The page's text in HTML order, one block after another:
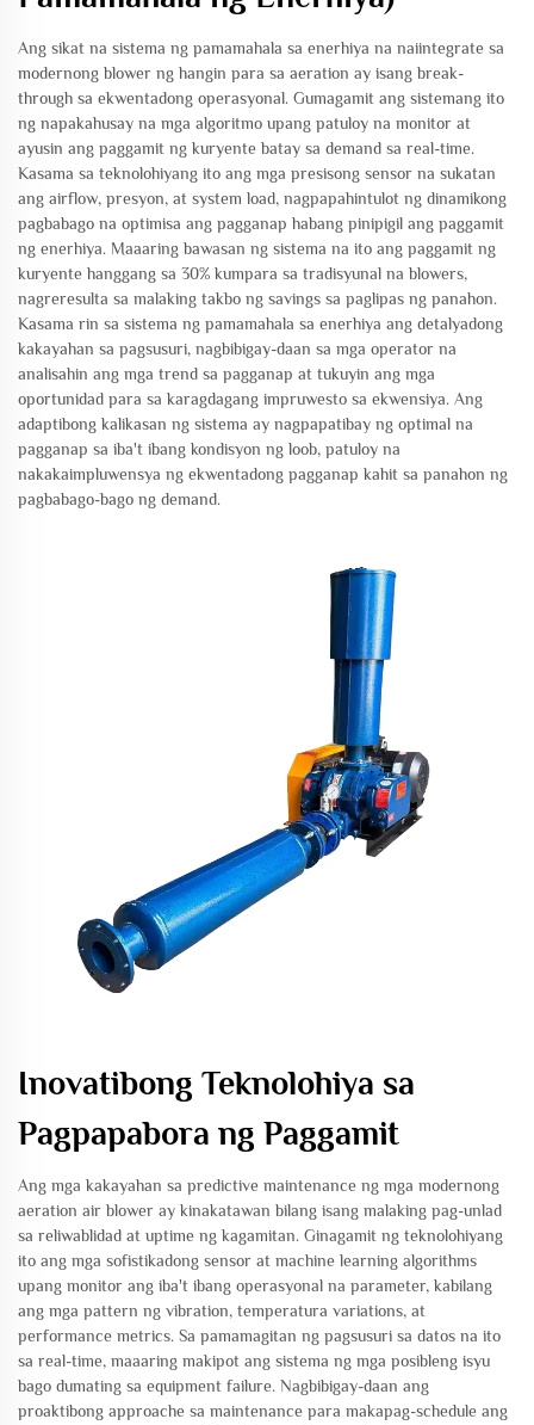
Ang sikat na sistema ng pamamahala sa enerhiya na naiintegrate sa
modernong blower ng hangin para sa aeration ay isang break-
through sa ekwentadong operasyonal. Gumagamit ang sistemang ito
ng napakahusay na mga algoritmo upang patuloy na monitor at
ayusin ang paggamit ng kuryente batay sa demand sa real-time.
Kasama sa teknolohiyang ito ang mga presisong sensor na sukatan
ang airflow, presyon, at system load, nagpapahintulot ng dinamikong
pagbabago na optimisa ang pagganap habang pinipigil ang paggamit
ng enerhiya. Maaaring bawasan ng sistema na ito ang paggamit ng
kuryente hanggang sa 30% kumpara sa tradisyunal na blowers,
nagreresulta sa malaking takbo ng savings sa paglipas ng panahon.
Kasama rin sa sistema ng pamamahala sa enerhiya ang detalyadong
kakayahan sa pagsusuri, nagbibigay-daan sa mga operator na
analisahin ang mga trend sa pagganap at tukuyin ang mga
oportunidad para sa karagdagang impruwesto sa ekwensiya. Ang
adaptibong kalikasan ng sistema ay nagpapatibay ng optimal na
pagganap sa iba't ibang kondisyon ng loob, patuloy na
nakakaimpluwensya ng ekwentadong pagganap kahit sa panahon ng
pagbabago-bago ng demand.
Inovatibong Teknolohiya sa
Pagpapabora ng Paggamit
Ang mga kakayahan sa predictive maintenance ng mga modernong
aeration air blower ay kinakatawan bilang isang malaking pag-unlad
sa reliwablidad at uptime ng kagamitan. Ginagamit ng teknolohiyang
ito ang mga sofistikadong sensor at machine learning algorithms
upang monitor ang iba't ibang operasyonal na parameter, kabilang
ang mga pattern ng vibration, temperatura variations, at
performance metrics. Sa pamamagitan ng pagsusuri sa datos na ito
sa real-time, maaaring makipot ang sistema ng mga posibleng isyu
bago dumating sa equipment failure. Nagbibigay-daan ang
proaktibong approache sa maintenance para makapag-schedule ang